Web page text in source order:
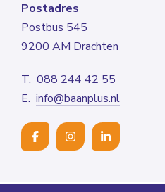
Postadres
Postbus 545
9200 AM Drachten
T. 088 244 42 55
E. info@baanplus.nl